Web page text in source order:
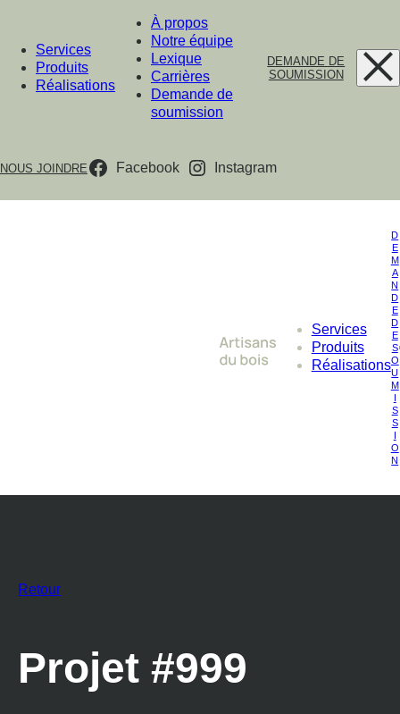
Services
Produits
Réalisations
À propos
Notre équipe
Lexique
Carrières
Demande de
soumission
DEMANDE DE
SOUMISSION
NOUS JOINDRE Facebook Instagram
Services
Produits
Réalisations
D
E
M
A
N
D
E
D
E
S
O
U
M
I
S
S
I
O
N
Retour
Projet #999